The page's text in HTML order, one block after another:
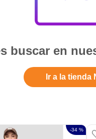
buscar en
Ir a la tienda
-34 %